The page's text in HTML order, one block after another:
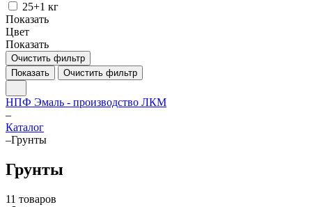
25+1 кг
Показать
Цвет
Показать
Очистить фильтр
Показать
Очистить фильтр
НПФ Эмаль - производство ЛКМ
–
Каталог
–Грунты
Грунты
11 товаров